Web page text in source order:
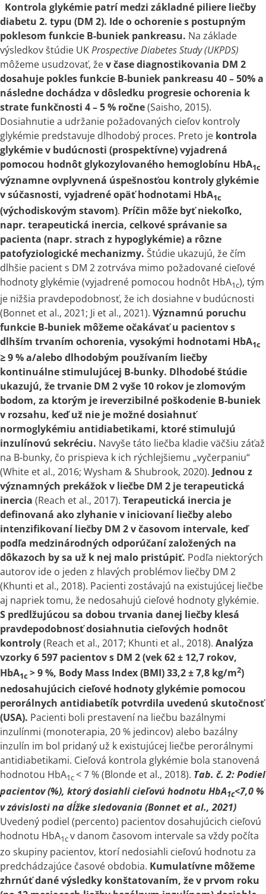
Kontrola glykémie patrí medzi základné piliere liečby
diabetu 2. typu (DM 2). Ideoochorenies postupným
poklesom funkcie B-buniek pankreasu. Na základe
výsledkov štúdie UKProspective Diabetes Study (UKPDS)
môžeme usudzovať, žev čase diagnostikovania DM 2
dosahuje pokles funkcie B-buniek pankreasu 40 – 50%a
následne dochádza vdôsledku progresie ochorenia k
strate funkčnosti 4 – 5 % ročne(Saisho, 2015).
Dosiahnutiea udržanie požadovaných cieľov kontroly
glykémie predstavuje dlhodobý proces. Preto je kontrola
glykémiev budúcnosti (prospektívne) vyjadrená
pomocou hodnôt glykozylovaného hemoglobínu HbA1c
významne ovplyvnená úspešnosťou kontroly glykémie
vsúčasnosti, vyjadrené opäť hodnotami HbA1c
(východiskovým stavom). Príčin môže byť niekoľko,
napr. terapeutická inercia, celkové správanie sa
pacienta (napr. strach z hypoglykémie)a rôzne
patofyziologické mechanizmy. Štúdie ukazujú, že čím
dlhšie pacients DM 2 zotrváva mimo požadované cieľové
hodnoty glykémie (vyjadrené pomocou hodnôt HbA1c), tým
je nižšia pravdepodobnosť, že ich dosiahnev budúcnosti
(Bonnet et al., 2021; Ji et al., 2021). Významnú poruchu
funkcie B-buniek môžeme očakávať u pacientovs
dlhším trvaním ochorenia, vysokými hodnotami HbA1c
≥9 % a/alebo dlhodobým používaním liečby
kontinuálne stimulujúcej B-bunky. Dlhodobéštúdie
ukazujú, že trvanie DM 2 vyše 10 rokov je zlomovým
bodom, za ktorým je ireverzibilné poškodenie B-buniek
v rozsahu, keď už nie je možné dosiahnuť
normoglykémiu antidiabetikami, ktoré stimulujú
inzulínovú sekréciu. Navyše táto liečba kladie väčšiu záťaž
na B-bunky, čo prispieva k ich rýchlejšiemu „vyčerpaniu“
(White et al., 2016; Wysham & Shubrook, 2020). Jednou z
významných prekážokv liečbe DM 2 je terapeutická
inercia (Reach et al., 2017). Terapeutická inercia je
definovaná ako zlyhaniev iniciovaní liečby alebo
intenzifikovaní liečby DM 2včasovom intervale, keď
podľa medzinárodných odporúčaní založených na
dôkazoch by sa už k nej malo pristúpiť. Podľa niektorých
autorov ide o jeden z hlavých problémov liečby DM 2
(Khunti et al., 2018). Pacienti zostávajú na existujúcej liečbe
aj napriek tomu, že nedosahujú cieľové hodnoty glykémie.
S predlžujúcou sa dobou trvania danej liečby klesá
pravdepodobnosť dosiahnutia cieľových hodnôt
kontroly(Reach et al., 2017; Khunti et al., 2018). Analýza
vzorky 6 597 pacientovs DM 2 (vek 62 ± 12,7 rokov,
HbA1c >9 %, Body Mass Index (BMI) 33,2 ± 7,8 kg/m2)
nedosahujúcich cieľové hodnoty glykémie pomocou
perorálnych antidiabetík potvrdila uvedenú skutočnosť
(USA). Pacienti boli prestavení na liečbu bazálnymi
inzulínmi (monoterapia, 20 % jedincov) alebo bazálny
inzulín im bol pridaný už k existujúcej liečbe perorálnymi
antidiabetikami. Cieľová kontrola glykémie bola stanovená
hodnotou HbA1c < 7 % (Blonde et al., 2018). Tab. č. 2: Podiel
pacientov (%), ktorý dosiahli cieľovú hodnotu HbA1c<7,0 %
vzávislosti na dĺžke sledovania (Bonnet et al., 2021)
Uvedený podiel (percento) pacientov dosahujúcich cieľovú
hodnotu HbA1cv danom časovom intervale sa vždy počíta
zo skupiny pacientov, ktorí nedosiahli cieľovú hodnotu za
predchádzajúce časové obdobia. Kumulatívne môžeme
zhrnúť dané výsledky konštatovaním, žev prvom roku